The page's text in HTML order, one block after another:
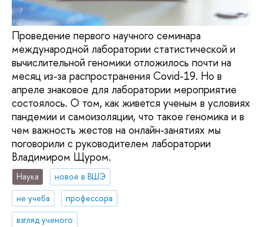
Проведение первого научного семинара
международной лаборатории статистической и
вычислительной геномики отложилось почти на
месяц из-за распространения Covid-19. Но в
апреле знаковое для лаборатории мероприятие
состоялось. О том, как живется ученым в условиях
пандемии и самоизоляции, что такое геномика и в
чем важность жестов на онлайн-занятиях мы
поговорили с руководителем лаборатории
Владимиром Щуром.
Наука
новое в ВШЭ
не учеба
профессора
взгляд ученого